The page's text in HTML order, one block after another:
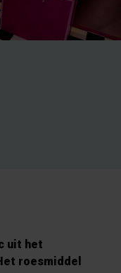
uit het
roesmiddel